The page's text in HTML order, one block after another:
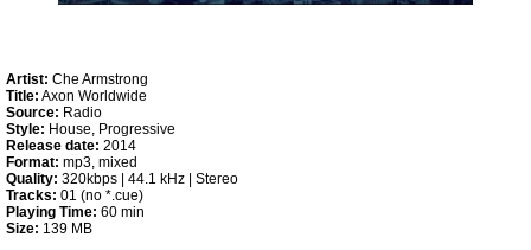
Artist: Che Armstrong
Title: Axon Worldwide
Source: Radio
Style: House, Progressive
Release date: 2014
Format: mp3, mixed
Quality: 320kbps | 44.1 kHz | Stereo
Tracks: 01 (no *.cue)
Playing Time: 60 min
Size: 139 MB